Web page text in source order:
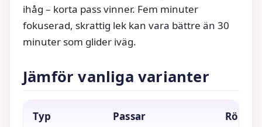
ihåg – korta pass vinner. Fem minuter
fokuserad, skrattig lek kan vara bättre än 30
minuter som glider iväg.
Jämför vanliga varianter
Typ Passar